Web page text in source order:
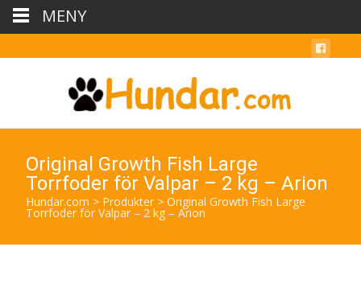
Original Growth Fish Large
Torrfoder för Valpar – 2 kg – Arion
Hundar.com > Produkter > Original Growth Fish Large
Torrfoder för Valpar – 2 kg – Arion
MENY